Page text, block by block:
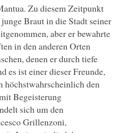
Zu diesem Zeitpunkt
Braut in die Stadt seiner
aber er bewahrte
in den anderen Orten
denen er durch tiefe
es ist einer dieser Freunde,
höchstwahrscheinlich den
Begeisterung
sich um den
Grillenzoni,